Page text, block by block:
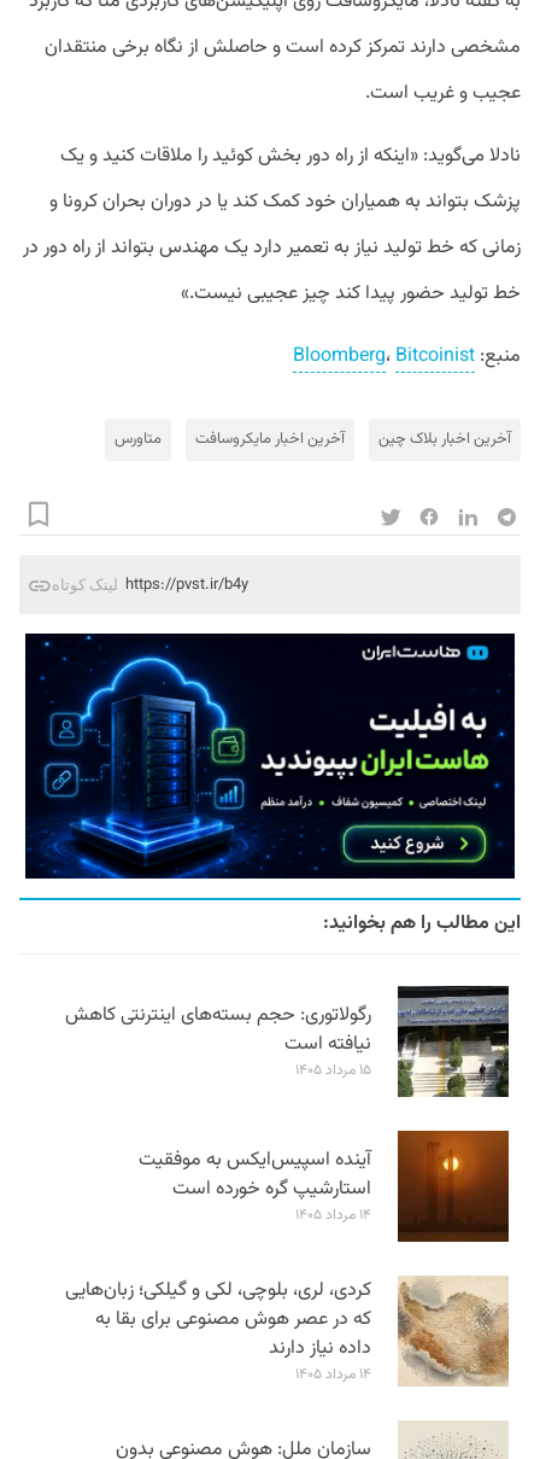
مشخصی دارند تمرکز کرده است و حاصلش از نگاه برخی منتقدان
عجیب و غریب است.
نادلا می‌گوید: «اینکه از راه دور بخش کوئید را ملاقات کنید و یک
پزشک بتواند به همیاران خود کمک کند یا در دوران بحران کرونا و
زمانی که خط تولید نیاز به تعمیر دارد یک مهندس بتواند از راه دور در
خط تولید حضور پیدا کند چیز عجیبی نیست.»
منبع: Bloomberg، Bitcoinist
آخرین اخبار بلاک‌ چین آخرین اخبار مایکروسافت متاورس
لینک کوتاه https://pvst.ir/b4y
این مطالب را هم بخوانید:
رگولاتوری: حجم بسته‌های اینترنتی کاهش
نیافته است
۱۵ مرداد ۱۴۰۵
آینده اسپیس‌ایکس به موفقیت
استارشیپ گره خورده است
۱۴ مرداد ۱۴۰۵
کردی، لری، بلوچی، لکی و گیلکی؛ زبان‌هایی
که در عصر هوش مصنوعی برای بقا به
داده نیاز دارند
۱۴ مرداد ۱۴۰۵
سازمان ملل: هوش مصنوعی بدون